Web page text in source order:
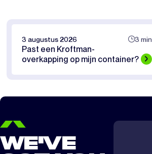
3 augustus 2026 3 min
Past een Kroftman-
overkapping op mijn container?
WE'VE